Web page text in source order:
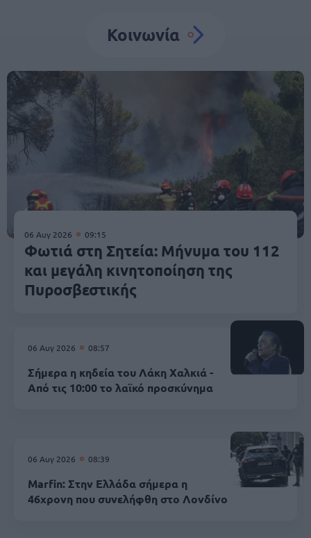
Κοινωνία
06 Αυγ 2026 09:15
Φωτιά στη Σητεία: Μήνυμα του 112
και μεγάλη κινητοποίηση της
Πυροσβεστικής
06 Αυγ 2026 08:57
Σήμερα η κηδεία του Λάκη Χαλκιά -
Από τις 10:00 το λαϊκό προσκύνημα
06 Αυγ 2026 08:39
Marfin: Στην Ελλάδα σήμερα η
46χρονη που συνελήφθη στο Λονδίνο